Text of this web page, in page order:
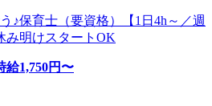
♪保育士（要資格）【1日4h～／週
明けスタートOK
給1,750円〜